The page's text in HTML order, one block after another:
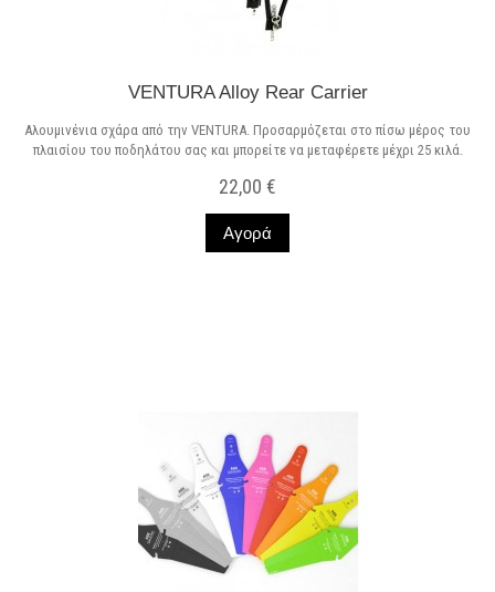
VENTURA Alloy Rear Carrier
Αλουμινένια σχάρα από την VENTURA. Προσαρμόζεται στο πίσω μέρος του
πλαισίου του ποδηλάτου σας και μπορείτε να μεταφέρετε μέχρι 25 κιλά.
22,00 €
Αγορά